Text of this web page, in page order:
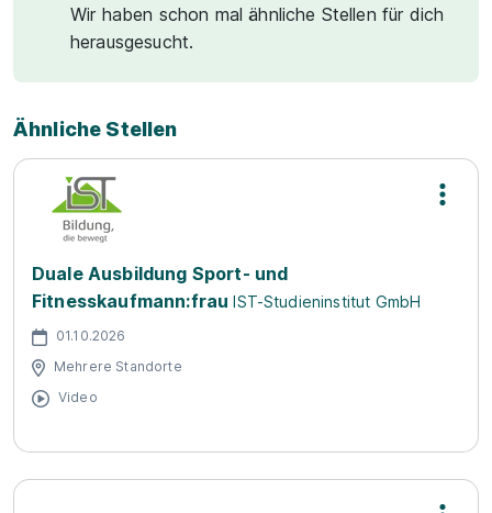
Wir haben schon mal ähnliche Stellen für dich
herausgesucht.
Ähnliche Stellen
Duale Ausbildung Sport- und
Fitnesskaufmann:frau IST-Studieninstitut GmbH
01.10.2026
Mehrere Standorte
Video